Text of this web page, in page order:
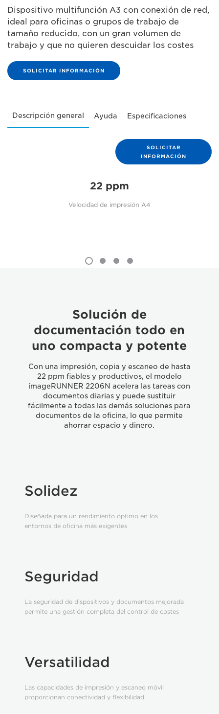
Dispositivo multifunción A3 con conexión de red,
ideal para oficinas o grupos de trabajo de
tamaño reducido, con un gran volumen de
trabajo y que no quieren descuidar los costes
SOLICITAR INFORMACIÓN
Descripción general Ayuda Especificaciones
SOLICITAR
INFORMACIÓN
22 ppm
Velocidad de impresión A4
Solución de
documentación todo en
uno compacta y potente
Con una impresión, copia y escaneo de hasta
22 ppm fiables y productivos, el modelo
imageRUNNER 2206N acelera las tareas con
documentos diarias y puede sustituir
fácilmente a todas las demás soluciones para
documentos de la oficina, lo que permite
ahorrar espacio y dinero.
Solidez
Diseñada para un rendimiento óptimo en los
entornos de oficina más exigentes
Seguridad
La seguridad de dispositivos y documentos mejorada
permite una gestión completa del control de costes
Versatilidad
Las capacidades de impresión y escaneo móvil
proporcionan conectividad y flexibilidad